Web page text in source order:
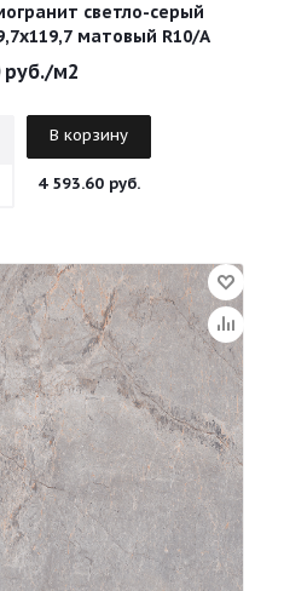
светло-серый
матовый R10/A
руб./м2
В корзину
4 593.60 руб.